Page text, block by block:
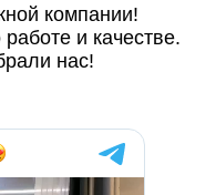
компании!
и качестве.
нас!